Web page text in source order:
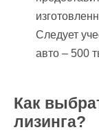
Следует
авто – 500
Как
лизинга?